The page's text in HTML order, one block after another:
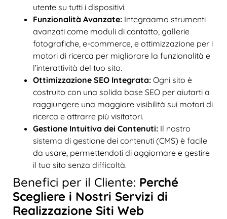
utente su tutti i dispositivi.
Funzionalità Avanzate: Integraamo strumenti
avanzati come moduli di contatto, gallerie
fotografiche, e-commerce, e ottimizzazione per i
motori di ricerca per migliorare la funzionalità e
l’interattività del tuo sito.
Ottimizzazione SEO Integrata: Ogni sito è
costruito con una solida base SEO per aiutarti a
raggiungere una maggiore visibilità sui motori di
ricerca e attrarre più visitatori.
Gestione Intuitiva dei Contenuti: Il nostro
sistema di gestione dei contenuti (CMS) è facile
da usare, permettendoti di aggiornare e gestire
il tuo sito senza difficoltà.
Benefici per il Cliente: Perché
Scegliere i Nostri Servizi di
Realizzazione Siti Web